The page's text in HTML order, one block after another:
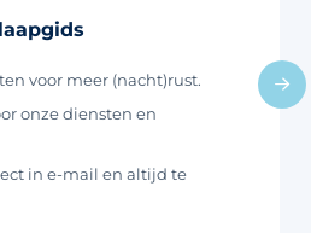
voor meer (nacht)rust.
onze diensten en
in e-mail en altijd te